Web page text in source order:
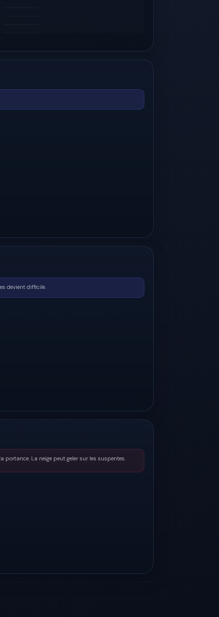
devient difficile.
La neige peut geler sur les suspentes.